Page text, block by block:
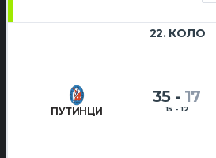
22. КОЛО
ПУТИНЦИ
35 - 17
15 - 12